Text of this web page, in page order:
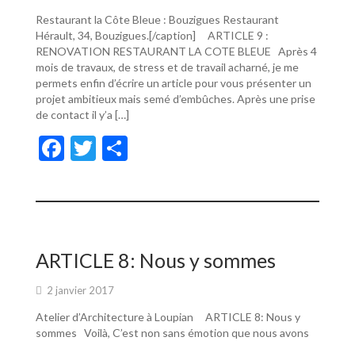
Restaurant la Côte Bleue : Bouzigues Restaurant
Hérault, 34, Bouzigues.[/caption] ARTICLE 9 :
RENOVATION RESTAURANT LA COTE BLEUE Après 4
mois de travaux, de stress et de travail acharné, je me
permets enfin d’écrire un article pour vous présenter un
projet ambitieux mais semé d’embûches. Après une prise
de contact il y’a […]
F
e
o
o
k
T
itt ta
er
ARTICLE 8: Nous y sommes
2 janvier 2017
Atelier d’Architecture à Loupian ARTICLE 8: Nous y
sommes Voilà, C’est non sans émotion que nous avons